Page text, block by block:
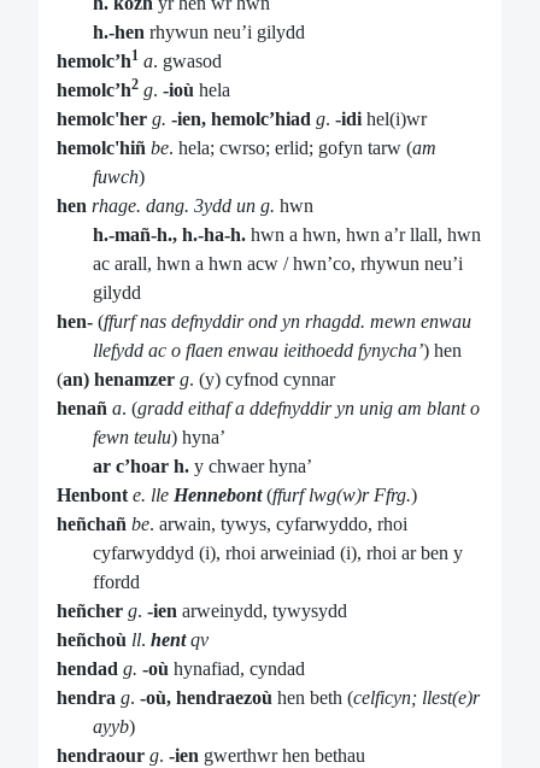
h.-hen rhywun neu’i gilydd
hemolc’h1 a. gwasod
hemolc’h2 g. -ioù hela
hemolc'her g. -ien, hemolc’hiad g. -idi hel(i)wr
hemolc'hiñ be. hela; cwrso; erlid; gofyn tarw (am
fuwch)
hen rhage. dang. 3ydd un g. hwn
h.-mañ-h., h.-ha-h. hwn a hwn, hwn a’r llall, hwn
ac arall, hwn a hwn acw / hwn’co, rhywun neu’i
gilydd
hen- (ffurf nas defnyddir ond yn rhagdd. mewn enwau
llefydd ac o flaen enwau ieithoedd fynycha’) hen
(an) henamzer g. (y) cyfnod cynnar
henañ a. (gradd eithaf a ddefnyddir yn unig am blant o
fewn teulu) hyna’
ar c’hoar h. y chwaer hyna’
Henbont e. lle Hennebont(ffurf lwg(w)r Ffrg.)
heñchañ be. arwain, tywys, cyfarwyddo, rhoi
cyfarwyddyd (i), rhoi arweiniad (i), rhoi ar ben y
ffordd
heñcher g. -ien arweinydd, tywysydd
heñchoù ll. hentqv
hendad g. -où hynafiad, cyndad
hendra g. -où, hendraezoù hen beth (celficyn; llest(e)r
ayyb)
hendraour g. -ien gwerthwr hen bethau